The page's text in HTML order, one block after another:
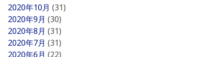
2020年10月 (31)
2020年9月 (30)
2020年8月 (31)
2020年7月 (31)
2020年6月 (22)